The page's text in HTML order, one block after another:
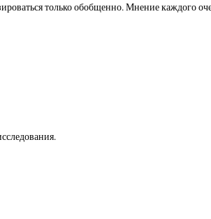
только обобщенно. Мнение каждого